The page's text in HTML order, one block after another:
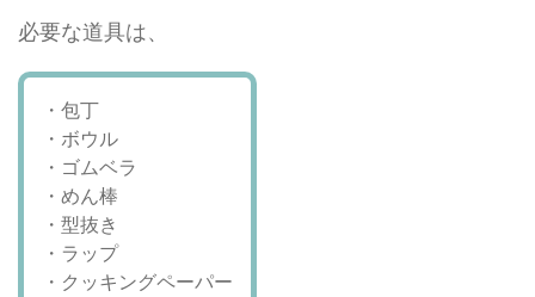
必要な道具は、
・包丁
・ボウル
・ゴムベラ
・めん棒
・型抜き
・ラップ
・クッキングペーパー